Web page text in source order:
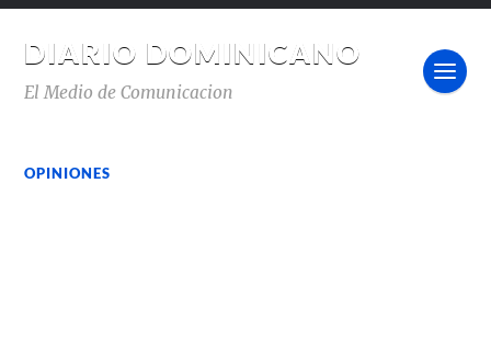
DIARIO DOMINICANO
El Medio de Comunicacion
OPINIONES